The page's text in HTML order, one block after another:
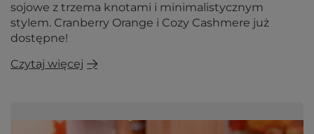
sojowe z trzema knotami i minimalistycznym
stylem. Cranberry Orange i Cozy Cashmere już
dostępne!
Czytaj więcej